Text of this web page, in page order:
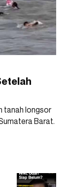
tanah longsor
Barat.